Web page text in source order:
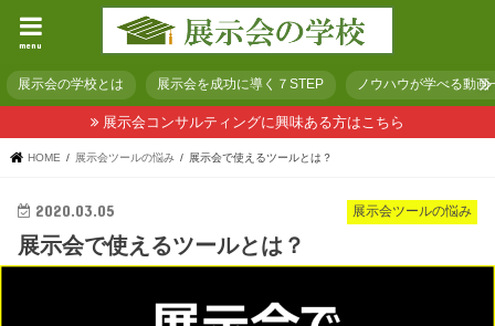
menu
展示会の学校とは 展示会を成功に導く７STEP ノウハウが学べる動画
展示会コンサルティングに興味ある方はこちら
HOME 展示会ツールの悩み 展示会で使えるツールとは？
展示会ツールの悩み
2020.03.05
展示会で使えるツールとは？